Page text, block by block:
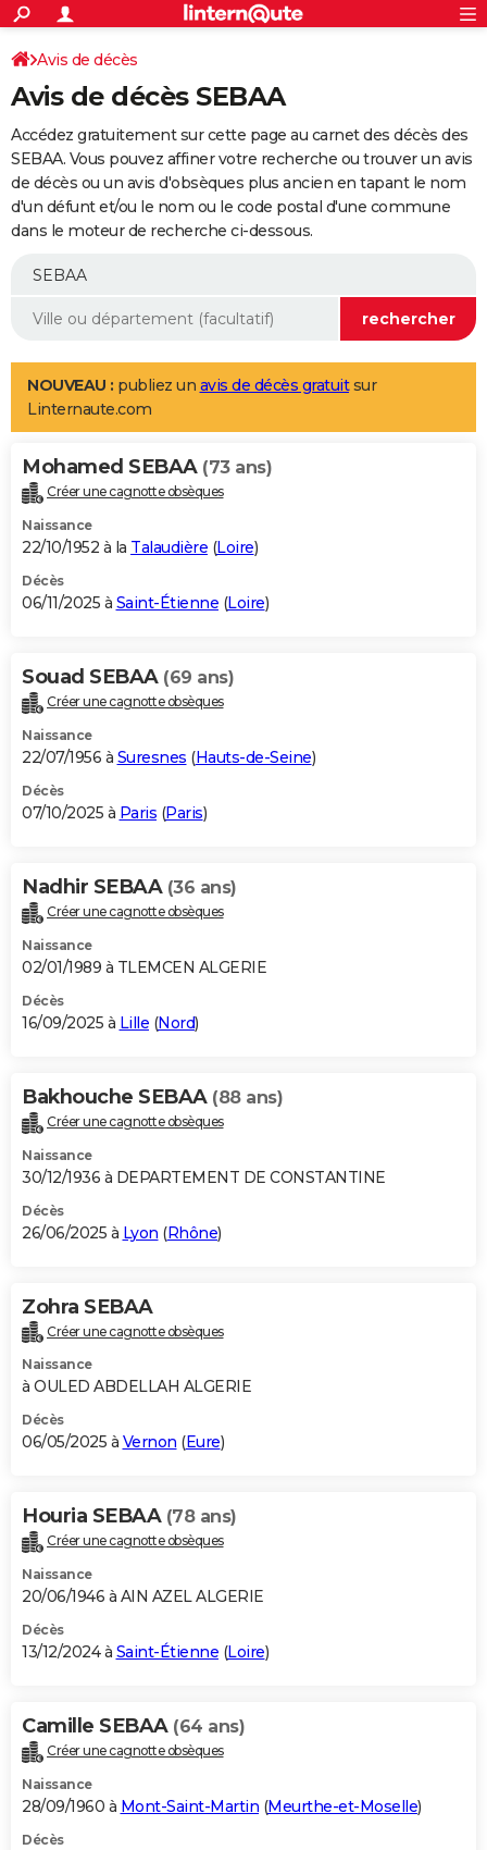
ACTUALITÉS
Politique
Société
Faits Divers
Education
Monde
Villes
+
SPORT
Coupe du monde 2026
Football
Tennis
Cyclisme
Rugby
Forum
Programme TV
TNT
Streaming
Cinéma
Sorties cinéma
Musique
+
FINANCE
Retraite
Impôts
Epargne
Immobilier
Risques naturels par ville
Banque
Assurance
Crédit
AUTO
Essais
Réserver un essai
Citadines
Berlines
SUV
Forum auto
+
Mobiles
Meilleur smartphone
Internet
Ordinateurs
Jeux vidéo
Guide high-tech
Aménagement intérieur
LIFESTYLE
Art de vivre
Bien-être
Loisirs
Mode
Modes de vie
Alimentation
Guide de la santé
Maladies
Médicaments
Sommeil
VOYAGE
Destinations
City break
Voyage nature
Voyage de noces
Forum
Climat
+PHOTO
GUIDES D'ACHAT
BONS PLANS
Carte de Noël
Carte Bonne année
Carte Saint-Valentin
Carte Pâques
Carte d'anniversaire
DICTIONNAIRE
Dictionnaire
Biographies
Citations
Expressions
Proverbes
PROGRAMME TV
S'inscrire
Se connecter
Lycées
Collèges
Primaires
Universités
Entreprises
Service militaire
Avis de recherche
AVIS DE DÉCÈS
Bricolage
Lifestyle
Culture
Sport
Auto
Television
Voyage
Cinema
Avis de décès
Avis de décès SEBAA
Accédez gratuitement sur cette page au carnet des décès des
SEBAA. Vous pouvez affiner votre recherche ou trouver un avis
de décès ou un avis d'obsèques plus ancien en tapant le nom
d'un défunt et/ou le nom ou le code postal d'une commune
dans le moteur de recherche ci-dessous.
NOUVEAU : publiez un avis de décès gratuitsur
Linternaute.com
Mohamed SEBAA (73 ans)
Créer une cagnotte obsèques
Naissance
22/10/1952 à la Talaudière (Loire)
Décès
06/11/2025 à Saint-Étienne (Loire)
Souad SEBAA (69 ans)
Créer une cagnotte obsèques
Naissance
22/07/1956 à Suresnes (Hauts-de-Seine)
Décès
07/10/2025 à Paris (Paris)
Nadhir SEBAA (36 ans)
Créer une cagnotte obsèques
Naissance
02/01/1989 à TLEMCEN ALGERIE
Décès
16/09/2025 à Lille (Nord)
Bakhouche SEBAA (88 ans)
Créer une cagnotte obsèques
Naissance
30/12/1936 à DEPARTEMENT DE CONSTANTINE
Décès
26/06/2025 à Lyon (Rhône)
Zohra SEBAA
Créer une cagnotte obsèques
Naissance
à OULED ABDELLAH ALGERIE
Décès
06/05/2025 à Vernon (Eure)
Houria SEBAA (78 ans)
Créer une cagnotte obsèques
Naissance
20/06/1946 à AIN AZEL ALGERIE
Décès
13/12/2024 à Saint-Étienne (Loire)
Camille SEBAA (64 ans)
Créer une cagnotte obsèques
Naissance
28/09/1960 à Mont-Saint-Martin (Meurthe-et-Moselle)
Décès